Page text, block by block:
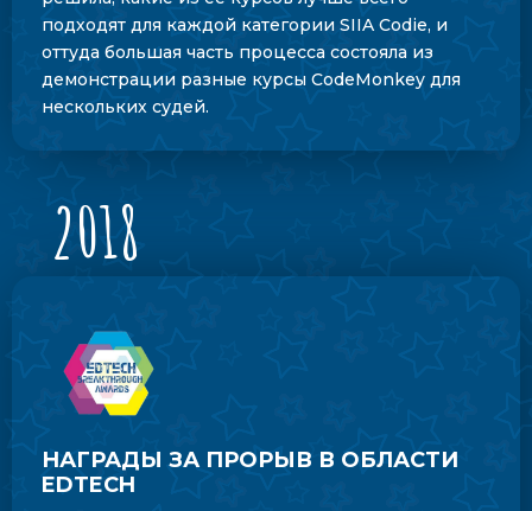
подходят для каждой категории SIIA Codie, и
оттуда большая часть процесса состояла из
демонстрации разные курсы CodeMonkey для
нескольких судей.
НАГРАДЫ ЗА ПРОРЫВ В ОБЛАСТИ
EDTECH
2018